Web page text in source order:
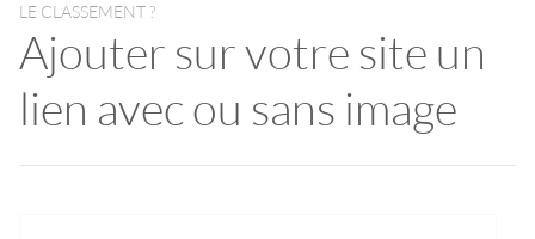
LE CLASSEMENT ?
Ajouter sur votre site un
lien avec ou sans image